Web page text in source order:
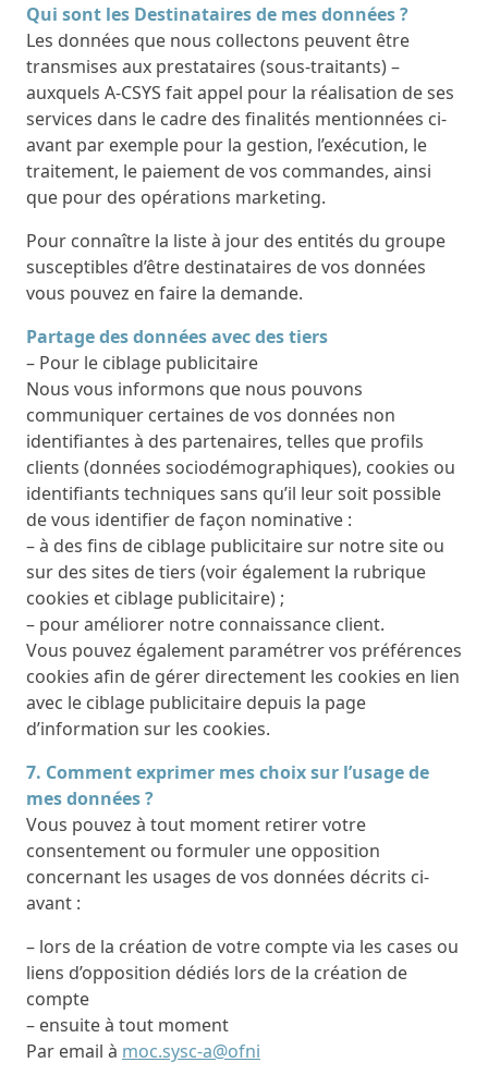
Qui sont les Destinataires de mes données ?
Les données que nous collectons peuvent être
transmises aux prestataires (sous-traitants) –
auxquels A-CSYS fait appel pour la réalisation de ses
services dans le cadre des finalités mentionnées ci-
avant par exemple pour la gestion, l’exécution, le
traitement, le paiement de vos commandes, ainsi
que pour des opérations marketing.
Pour connaître la liste à jour des entités du groupe
susceptibles d’être destinataires de vos données
vous pouvez en faire la demande.
Partage des données avec des tiers
– Pour le ciblage publicitaire
Nous vous informons que nous pouvons
communiquer certaines de vos données non
identifiantes à des partenaires, telles que profils
clients (données sociodémographiques), cookies ou
identifiants techniques sans qu’il leur soit possible
de vous identifier de façon nominative :
– à des fins de ciblage publicitaire sur notre site ou
sur des sites de tiers (voir également la rubrique
cookies et ciblage publicitaire) ;
– pour améliorer notre connaissance client.
Vous pouvez également paramétrer vos préférences
cookies afin de gérer directement les cookies en lien
avec le ciblage publicitaire depuis la page
d’information sur les cookies.
7. Comment exprimer mes choix sur l’usage de
mes données ?
Vous pouvez à tout moment retirer votre
consentement ou formuler une opposition
concernant les usages de vos données décrits ci-
avant :
– lors de la création de votre compte via les cases ou
liens d’opposition dédiés lors de la création de
compte
– ensuite à tout moment
Par email à moc.sysc-a@ofni